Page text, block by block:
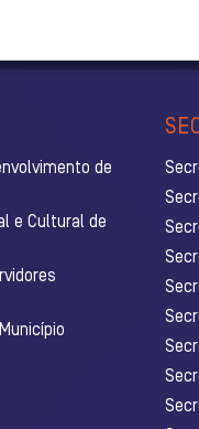
de
e Cultural de